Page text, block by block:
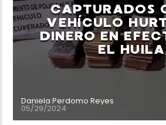
Neiva Estereo
CAPTURADOS
VEHÍCULO
DINERO EN
EL HUILA
Daniela Perdomo Reyes
05/29/2024